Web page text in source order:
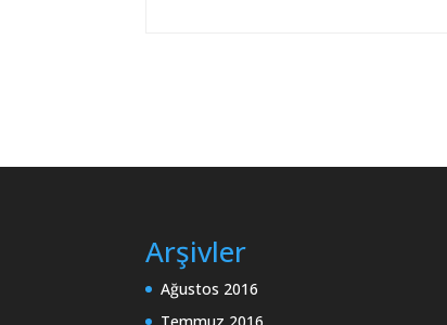
Arşivler
Ağustos 2016
Temmuz 2016